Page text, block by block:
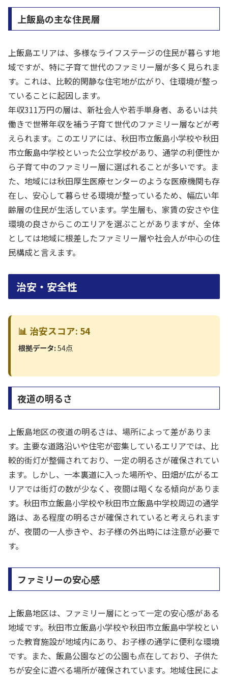
上飯島の主な住民層
上飯島エリアは、多様なライフステージの住民が暮らす地
域ですが、特に子育て世代のファミリー層が多く見られま
す。これは、比較的閑静な住宅地が広がり、住環境が整っ
ていることに起因します。
年収311万円の層は、新社会人や若手単身者、あるいは共
働きで世帯年収を補う子育て世代のファミリー層などが考
えられます。このエリアには、秋田市立飯島小学校や秋田
市立飯島中学校といった公立学校があり、通学の利便性か
ら子育て中のファミリー層に選ばれることが多いです。ま
た、地域には秋田厚生医療センターのような医療機関も存
在し、安心して暮らせる環境が整っているため、幅広い年
齢層の住民が生活しています。学生層も、家賃の安さや住
環境の良さからこのエリアを選ぶことがありますが、全体
としては地域に根差したファミリー層や社会人が中心の住
民構成と言えます。
治安・安全性
📊 治安スコア: 54
根拠データ:54点
夜道の明るさ
上飯島地区の夜道の明るさは、場所によって差がありま
す。主要な道路沿いや住宅が密集しているエリアでは、比
較的街灯が整備されており、一定の明るさが確保されてい
ます。しかし、一本裏道に入った場所や、田畑が広がるエ
リアでは街灯の数が少なく、夜間は暗くなる傾向がありま
す。秋田市立飯島小学校や秋田市立飯島中学校周辺の通学
路は、ある程度の明るさが確保されていると考えられます
が、夜間の一人歩きや、お子様の外出時には注意が必要で
す。
ファミリーの安心感
上飯島地区は、ファミリー層にとって一定の安心感がある
地域です。秋田市立飯島小学校や秋田市立飯島中学校とい
った教育施設が地域内にあり、お子様の通学に便利な環境
です。また、飯島公園などの公園も点在しており、子供た
ちが安全に遊べる場所が確保されています。地域住民によ